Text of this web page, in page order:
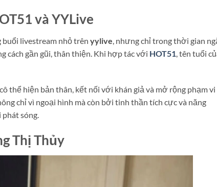
và YYLive
livestream nhỏ trên yylive , nhưng chỉ trong thời gian
cách gần gũi, thân thiện. Khi hợp tác với HOT51 , tên tuổi
thể hiện bản thân, kết nối với khán giả và mở rộng phạm vi
chỉ vì ngoại hình mà còn bởi tinh thần tích cực và năng
sóng.
Thị Thủy